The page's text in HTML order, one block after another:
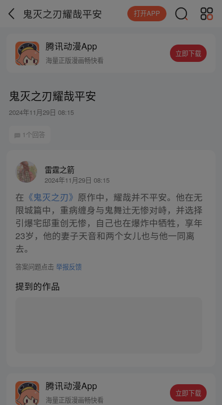
鬼灭之刃耀哉平安 打开APP
腾讯动漫App
海量正版漫画畅快看
立即下载
鬼灭之刃耀哉平安
2024年11月29日 08:15
1个回答
雷霆之箭
2024年11月29日 08:15
在 《鬼灭之刃》 原作中，耀哉并不平安。他在无
限城篇中，重病缠身与鬼舞辻无惨对峙，并选择
引爆宅邸重创无惨，自己也在爆炸中牺牲，享年
23岁，他的妻子天音和两个女儿也与他一同离
去。
答案问题点击 举报反馈
提到的作品
腾讯动漫App
海量正版漫画畅快看
立即下载